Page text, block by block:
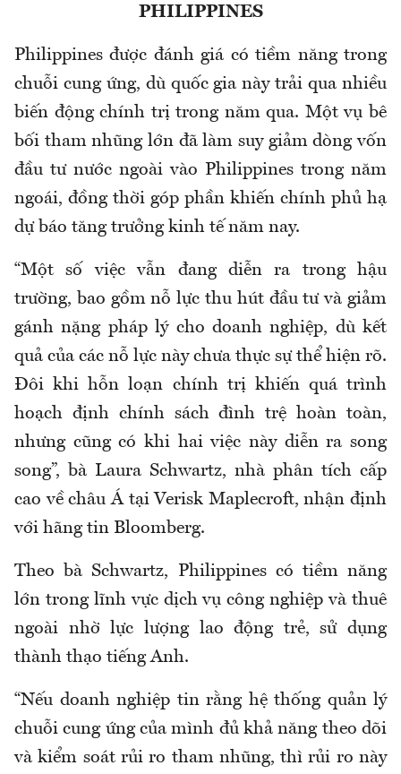
PHILIPPINES
Philippines được đánh giá có tiềm năng trong
chuỗi cung ứng, dù quốc gia này trải qua nhiều
biến động chính trị trong năm qua. Một vụ bê
bối tham nhũng lớn đã làm suy giảm dòng vốn
đầu tư nước ngoài vào Philippines trong năm
ngoái, đồng thời góp phần khiến chính phủ hạ
dự báo tăng trưởng kinh tế năm nay.
“Một số việc vẫn đang diễn ra trong hậu
trường, bao gồm nỗ lực thu hút đầu tư và giảm
gánh nặng pháp lý cho doanh nghiệp, dù kết
quả của các nỗ lực này chưa thực sự thể hiện rõ.
Đôi khi hỗn loạn chính trị khiến quá trình
hoạch định chính sách đình trệ hoàn toàn,
nhưng cũng có khi hai việc này diễn ra song
song”, bà Laura Schwartz, nhà phân tích cấp
cao về châu Á tại Verisk Maplecroft, nhận định
với hãng tin Bloomberg.
Theo bà Schwartz, Philippines có tiềm năng
lớn trong lĩnh vực dịch vụ công nghiệp và thuê
ngoài nhờ lực lượng lao động trẻ, sử dụng
thành thạo tiếng Anh.
“Nếu doanh nghiệp tin rằng hệ thống quản lý
chuỗi cung ứng của mình đủ khả năng theo dõi
và kiểm soát rủi ro tham nhũng, thì rủi ro này